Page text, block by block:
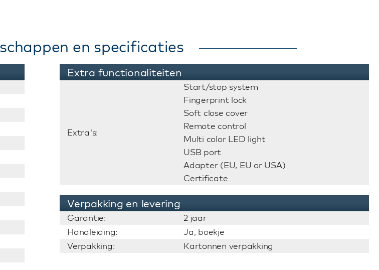
en specificaties
Extra functionaliteiten
Extra's:
Start/stop system
Fingerprint lock
Soft close cover
Remote control
Multi color LED light
USB port
Adapter (EU, EU or USA)
Certificate
Verpakking en levering
Garantie:
2 jaar
Handleiding:
Ja, boekje
Verpakking:
Kartonnen verpakking